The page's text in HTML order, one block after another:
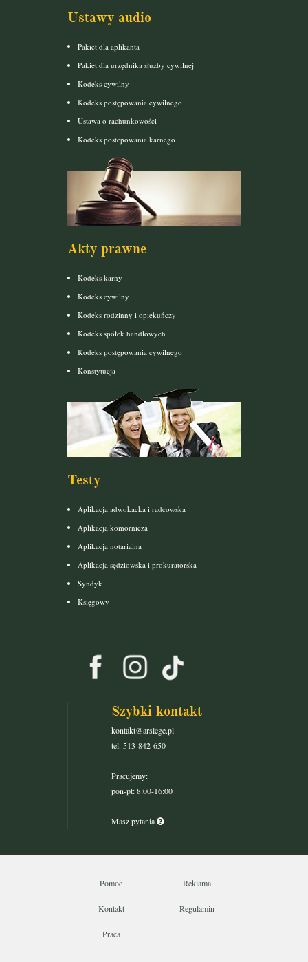
Ustawy audio
Pakiet dla aplikanta
Pakiet dla urzędnika służby cywilnej
Kodeks cywilny
Kodeks postępowania cywilnego
Ustawa o rachunkowości
Kodeks postepowania karnego
Akty prawne
Kodeks karny
Kodeks cywilny
Kodeks rodzinny i opiekuńczy
Kodeks spółek handlowych
Kodeks postępowania cywilnego
Konstytucja
Testy
Aplikacja adwokacka i radcowska
Aplikacja komornicza
Aplikacja notarialna
Aplikacja sędziowska i prokuratorska
Syndyk
Księgowy
Szybki kontakt
kontakt@arslege.pl
tel. 513-842-650
Pracujemy:
pon-pt: 8:00-16:00
Masz pytania
Pomoc Reklama
Kontakt Regulamin
Praca